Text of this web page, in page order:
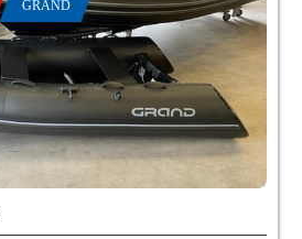
GRAND